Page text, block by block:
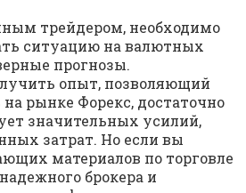
трейдером, необходимо
ситуацию на валютных
прогнозы.
опыт, позволяющий
рынке Форекс, достаточно
значительных усилий,
затрат. Но если вы
материалов по торговле
брокера и